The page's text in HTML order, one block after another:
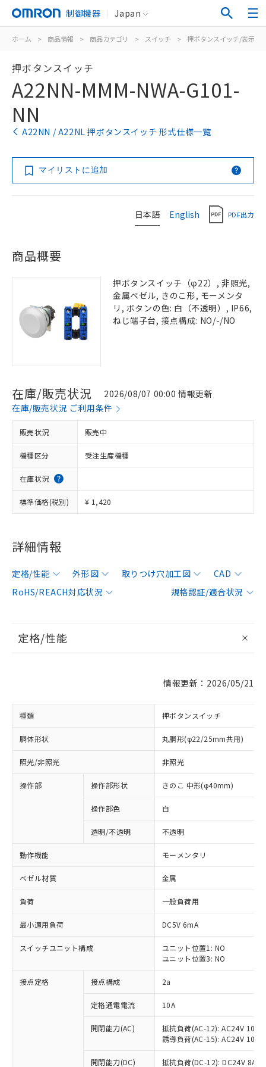
制御機器 Japan
ホーム > 商品情報 > 商品カテゴリ > スイッチ > 押ボタンスイッチ/表示灯
押ボタンスイッチ
A22NN-MMM-NWA-G101-
NN
A22NN / A22NL 押ボタンスイッチ 形式仕様一覧
マイリストに追加
日本語 English PDF出力
商品概要
押ボタンスイッチ（φ22）, 非照光,
金属ベゼル, きのこ形, モーメンタ
リ, ボタンの色: 白（不透明）, IP66,
ねじ端子台, 接点構成: NO/-/NO
在庫/販売状況
2026/08/07 00:00 情報更新
在庫/販売状況 ご利用条件
販売状況 販売中
機種区分 受注生産機種
在庫状況
標準価格(税別) ¥ 1,420
詳細情報
定格/性能 外形図 取りつけ穴加工図
CAD
RoHS/REACH対応状況
規格認証/適合状況
定格/性能
情報更新：2026/05/21
種類 押ボタンスイッチ
胴体形状 丸胴形(φ22/25mm共用)
照光/非照光 非照光
操作部 操作部形状 きのこ 中形(φ40mm)
操作部色 白
透明/不透明 不透明
動作機能 モーメンタリ
ベゼル材質 金属
負荷 一般負荷用
最小適用負荷 DC5V 6mA
スイッチユニット構成
ユニット位置1: NO
ユニット位置3: NO
接点定格 接点構成 2a
定格通電電流 10A
開閉能力(AC)
抵抗負荷(AC-12): AC24V 10A/
誘導負荷(AC-15): AC24V
開閉能力(DC) 抵抗負荷(DC-12): DC24V 8A/
ご利用条件
※1 対応状況
対応済み：EU RoHS指令（10物質）の
非含有に対応した製品が提供可能な商品で
対応予定：EU RoHS指令（10物質）の非含
有に対応した製品に切り替える予定のある